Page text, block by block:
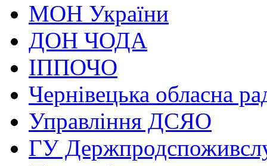
МОН України
ДОН ЧОДА
ІППОЧО
Чернівецька обласна
Управління ДСЯО
ГУ